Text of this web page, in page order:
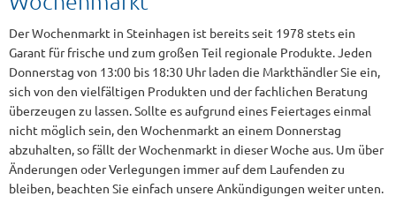
Der Wochenmarkt in Steinhagen ist bereits seit 1978 stets ein
Garant für frische und zum großen Teil regionale Produkte. Jeden
Donnerstag von 13:00 bis 18:30 Uhr laden die Markthändler Sie ein,
sich von den vielfältigen Produkten und der fachlichen Beratung
überzeugen zu lassen. Sollte es aufgrund eines Feiertages einmal
nicht möglich sein, den Wochenmarkt an einem Donnerstag
abzuhalten, so fällt der Wochenmarkt in dieser Woche aus. Um über
Änderungen oder Verlegungen immer auf dem Laufenden zu
bleiben, beachten Sie einfach unsere Ankündigungen weiter unten.